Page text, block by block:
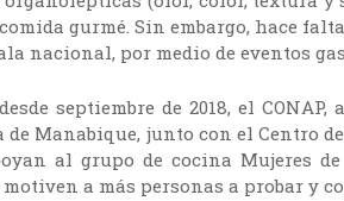
gurmé. Sin embargo, hace
nacional, por medio de eventos
septiembre de 2018, el
de Manabique, junto con el Centro
al grupo de cocina Mujeres
a más personas a probar y